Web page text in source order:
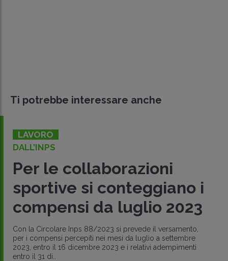
Ti potrebbe interessare anche
LAVORO
DALL’INPS
Per le collaborazioni
sportive si conteggiano i
compensi da luglio 2023
Con la Circolare Inps 88/2023 si prevede il versamento,
per i compensi percepiti nei mesi da luglio a settembre
2023, entro il 16 dicembre 2023 e i relativi adempimenti
entro il 31 di..